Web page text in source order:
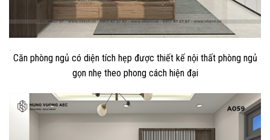
Căn phòng ngủ có diện tích hẹp được thiết kế nội thất phòng ngủ
gọn nhẹ theo phong cách hiện đại